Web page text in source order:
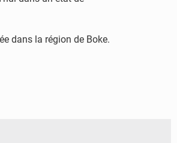
dans la région de Boke.